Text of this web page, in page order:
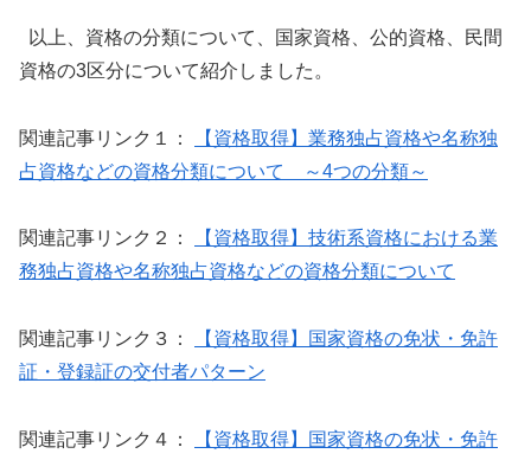
以上、資格の分類について、国家資格、公的資格、民間
資格の3区分について紹介しました。
関連記事リンク１：
【資格取得】業務独占資格や名称独
占資格などの資格分類について ～4つの分類～
関連記事リンク２：
【資格取得】技術系資格における業
務独占資格や名称独占資格などの資格分類について
関連記事リンク３：
【資格取得】国家資格の免状・免許
証・登録証の交付者パターン
関連記事リンク４：
【資格取得】国家資格の免状・免許